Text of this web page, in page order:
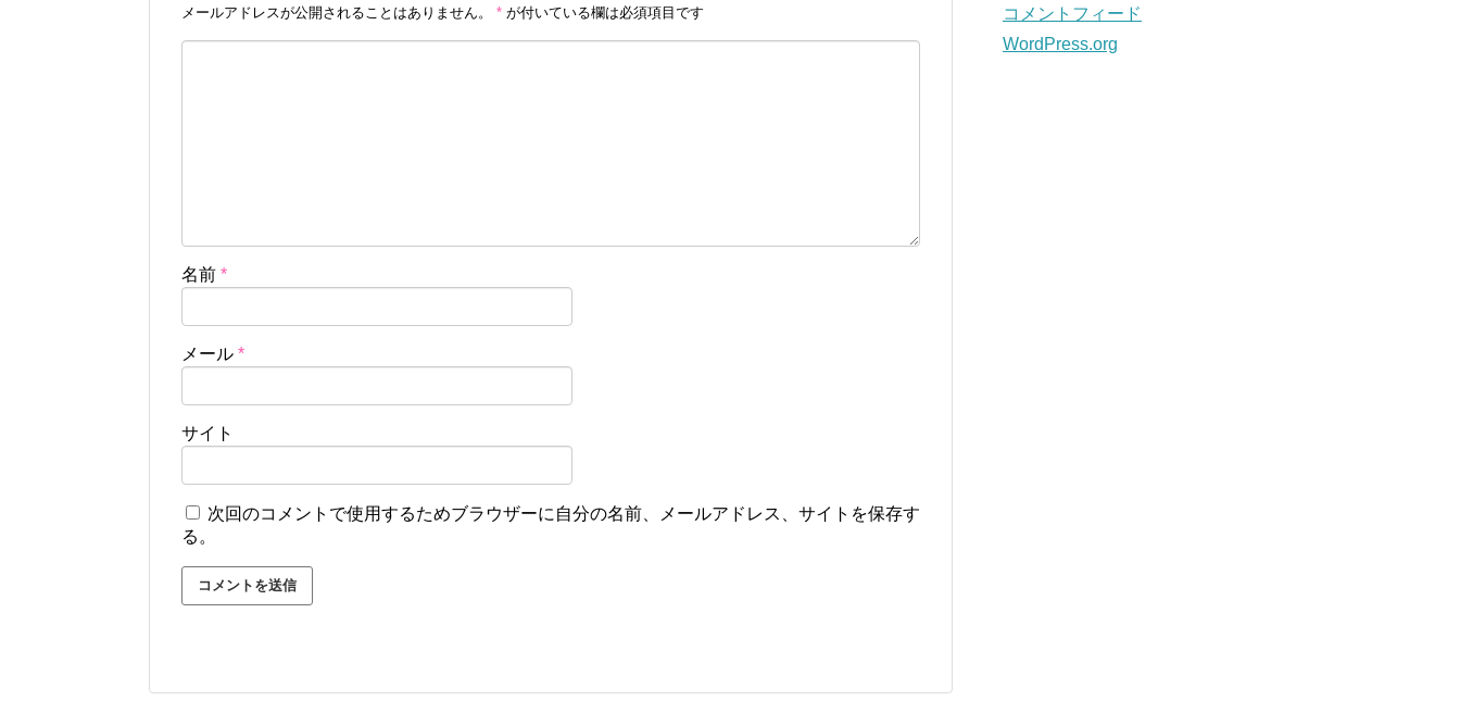
メールアドレスが公開されることはありません。 * が付いている欄は必須項目です
名前 *
メール *
サイト
次回のコメントで使用するためブラウザーに自分の名前、メールアドレス、サイトを保存す
る。
コメントフィード
WordPress.org